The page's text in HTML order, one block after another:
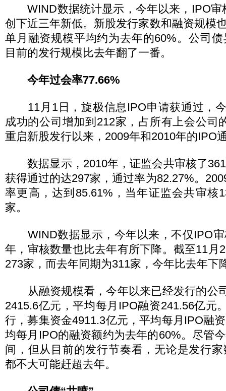
WIND数据统计显示，今年以来，IPO审
创下近三年新低。新股发行家数和融资规模
单月融资规模平均约为去年的60%。公司
目前的发行规模比去年翻了一番。
今年过会率77.66%
11月1日，旋极信息IPO申请获通过，今
成功的公司增加到212家，占所有上会公司
重启新股发行以来，2009年和2010年的IPO
数据显示，2010年，证监会共审核了361
获得通过的达297家，通过率为82.27%。
率更高，达到85.61%，当年证监会共审核
家。
WIND数据显示，今年以来，不仅IPO审
年，审核数量也比去年有所下降。截至11月
273家，而去年同期为311家，今年比去年下
从融资规模看，今年以来已经发行的公
2415.6亿元，平均每月IPO融资241.56亿元
行，募集资金4911.3亿元，平均每月IPO融
均每月IPO的融资额约为去年的60%。尽管
间，但从目前的发行节奏看，无论是发行
都不大可能赶超去年。